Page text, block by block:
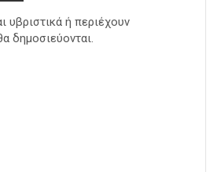
υβριστικά ή περιέχουν
δημοσιεύονται.